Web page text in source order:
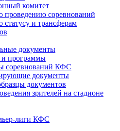
комитет
проведению соревнований
статусу и трансферам
документы
и программы
соревнований КФС
документы
документов
зрителей на стадионе
лиги КФС